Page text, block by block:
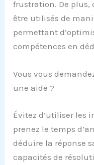
frustration. De plus,
être utilisés de
permettant
compétences en
Vous vous
une aide ?
Évitez d’utiliser les
prenez le temps
déduire la réponse
capacités de